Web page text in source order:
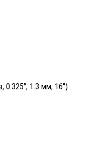
0.325", 1.3 мм, 16")